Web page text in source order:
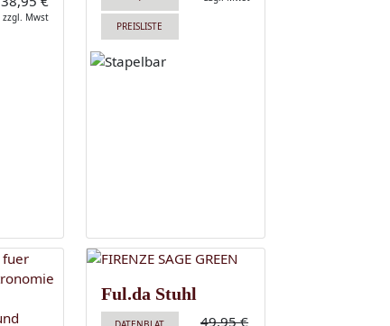
zzgl. Mwst
PREISLISTE
Ful.da Stuhl
49,95 €